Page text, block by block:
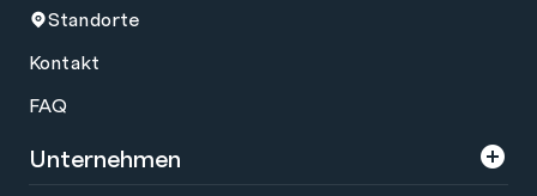
Standorte
Kontakt
FAQ
Unternehmen